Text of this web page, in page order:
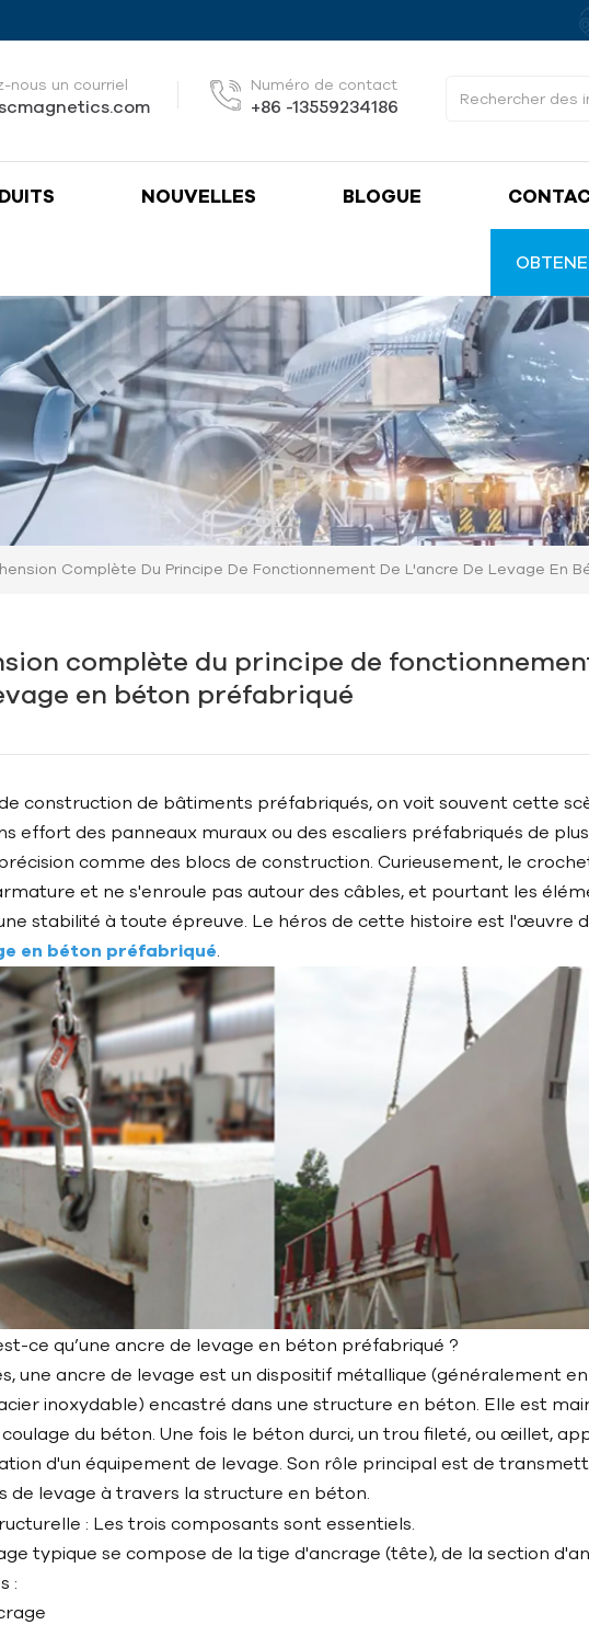
nous un courriel Numéro de contact
+86 -13559234186
NOUVELLES BLOGUE
Complète Du Principe De Fonctionnement De L'ancre De Levage En
complète du principe de
en béton préfabriqué
construction de bâtiments préfabriqués, on voit souvent cette
effort des panneaux muraux ou des escaliers préfabriqués de
comme des blocs de construction. Curieusement, le
et ne s'enroule pas autour des câbles, et pourtant les
stabilité à toute épreuve. Le héros de cette histoire est l'œuvre
en béton préfabriqué
ce qu’une ancre de levage en béton préfabriqué ?
une ancre de levage est un dispositif métallique (généralement
inoxydable) encastré dans une structure en béton. Elle est
du béton. Une fois le béton durci, un trou fileté, ou œillet,
d'un équipement de levage. Son rôle principal est de
de levage à travers la structure en béton.
: Les trois composants sont essentiels.
typique se compose de la tige d'ancrage (tête), de la section
: